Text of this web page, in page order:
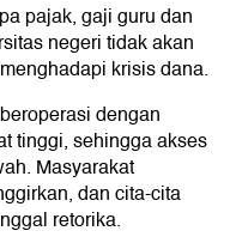
pajak, gaji guru dan
negeri tidak akan
krisis dana.
dengan
tinggi, sehingga akses
Masyarakat
dan cita-cita
retorika.